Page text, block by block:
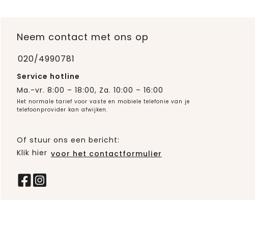
Neem contact met ons op
020/4990781
Service hotline
Ma.-vr. 8:00 – 18:00, Za. 10:00 – 16:00
Het normale tarief voor vaste en mobiele telefonie van je
telefoonprovider kan afwijken.
Of stuur ons een bericht:
Klik hier voor het contactformulier